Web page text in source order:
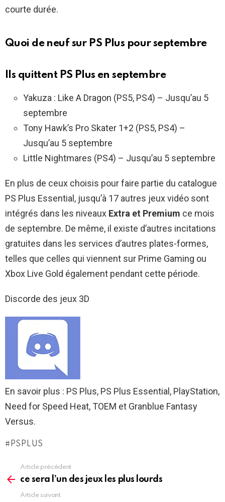
courte durée.
Quoi de neuf sur PS Plus pour septembre
Ils quittent PS Plus en septembre
Yakuza : Like A Dragon (PS5, PS4) – Jusqu’au 5
septembre
Tony Hawk’s Pro Skater 1+2 (PS5, PS4) –
Jusqu’au 5 septembre
Little Nightmares (PS4) – Jusqu’au 5 septembre
En plus de ceux choisis pour faire partie du catalogue
PS Plus Essential, jusqu’à 17 autres jeux vidéo sont
intégrés dans les niveaux Extra et Premium ce mois
de septembre. De même, il existe d’autres incitations
gratuites dans les services d’autres plates-formes,
telles que celles qui viennent sur Prime Gaming ou
Xbox Live Gold également pendant cette période.
Discorde des jeux 3D
En savoir plus : PS Plus, PS Plus Essential, PlayStation,
Need for Speed ​​​​Heat, TOEM et Granblue Fantasy
Versus.
PSPLUS
more
Article précédent
ce sera l’un des jeux les plus lourds
Article suivant